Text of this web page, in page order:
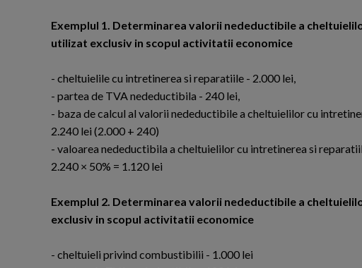
Exemplul 1. Determinarea valorii nedeductibile a
utilizat exclusiv in scopul activitatii economice
- cheltuielile cu intretinerea si reparatiile - 2.000 lei,
- partea de TVA nedeductibila - 240 lei,
- baza de calcul al valorii nedeductibile a cheltuielilor cu
2.240 lei (2.000 + 240)
- valoarea nedeductibila a cheltuielilor cu intretinerea si
2.240 × 50% = 1.120 lei
Exemplul 2. Determinarea valorii nedeductibile a
exclusiv in scopul activitatii economice
- cheltuieli privind combustibilii - 1.000 lei